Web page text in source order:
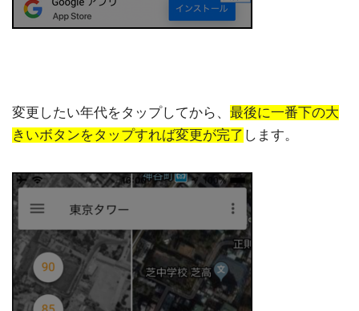
変更したい年代をタップしてから、 最後に一番下の大
きいボタンをタップすれば変更が完了 します。